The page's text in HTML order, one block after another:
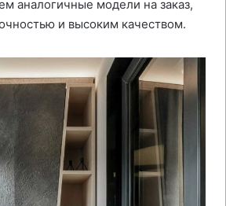
аналогичные модели на заказ,
и высоким качеством.